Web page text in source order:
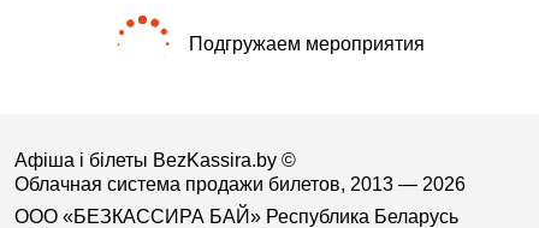
Подгружаем мероприятия
Афіша і білеты BezKassira.by ©
Облачная система продажи билетов, 2013 — 2026
ООО «БЕЗКАССИРА БАЙ» Республика Беларусь